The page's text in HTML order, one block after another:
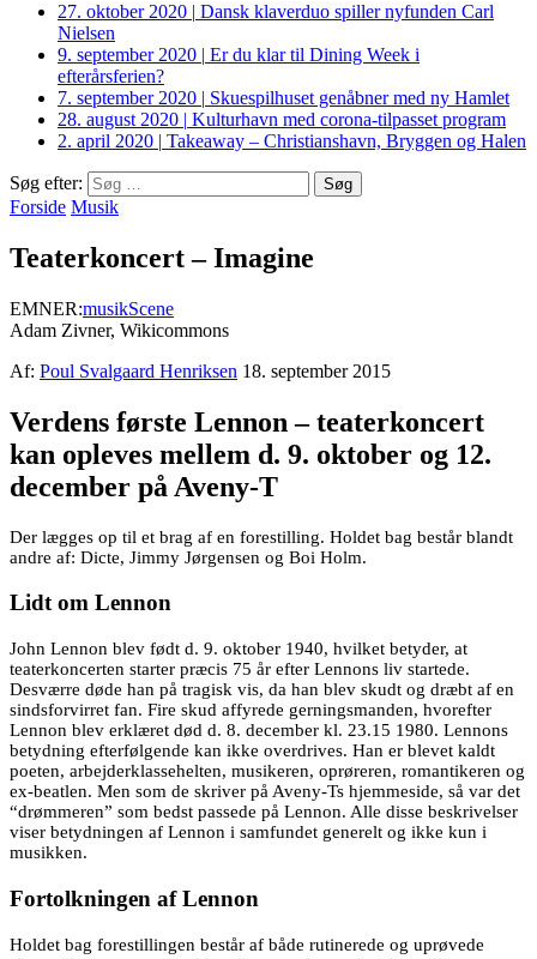
27. oktober 2020 | Dansk klaverduo spiller nyfunden Carl
Nielsen
9. september 2020 | Er du klar til Dining Week i
efterårsferien?
7. september 2020 | Skuespilhuset genåbner med ny Hamlet
28. august 2020 | Kulturhavn med corona-tilpasset program
2. april 2020 | Takeaway – Christianshavn, Bryggen og Halen
Søg efter:
Forside Musik
Teaterkoncert – Imagine
EMNER:musikScene
Adam Zivner, Wikicommons
Af: Poul Svalgaard Henriksen 18. september 2015
Verdens første Lennon – teaterkoncert
kan opleves mellem d. 9. oktober og 12.
december på Aveny-T
Der lægges op til et brag af en forestilling. Holdet bag består blandt
andre af: Dicte, Jimmy Jørgensen og Boi Holm.
Lidt om Lennon
John Lennon blev født d. 9. oktober 1940, hvilket betyder, at
teaterkoncerten starter præcis 75 år efter Lennons liv startede.
Desværre døde han på tragisk vis, da han blev skudt og dræbt af en
sindsforvirret fan. Fire skud affyrede gerningsmanden, hvorefter
Lennon blev erklæret død d. 8. december kl. 23.15 1980. Lennons
betydning efterfølgende kan ikke overdrives. Han er blevet kaldt
poeten, arbejderklassehelten, musikeren, oprøreren, romantikeren og
ex-beatlen. Men som de skriver på Aveny-Ts hjemmeside, så var det
“drømmeren” som bedst passede på Lennon. Alle disse beskrivelser
viser betydningen af Lennon i samfundet generelt og ikke kun i
musikken.
Fortolkningen af Lennon
Holdet bag forestillingen består af både rutinerede og uprøvede